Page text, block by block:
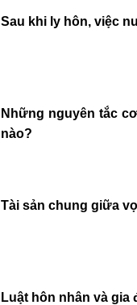
Sau khi ly hôn, việc
Những nguyên tắc
nào?
Tài sản chung giữa
Luật hôn nhân và